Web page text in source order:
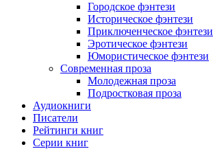
Городское фэнтези
Историческое фэнтези
Приключенческое фэнтези
Эротическое фэнтези
Юмористическое фэнтези
Современная проза
Молодежная проза
Подростковая проза
Аудиокниги
Писатели
Рейтинги книг
Серии книг